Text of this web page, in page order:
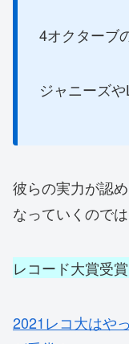
4オクターブ
ジャニーズ
彼らの実力が認
なっていくので
レコード大賞受
2021レコ大はや